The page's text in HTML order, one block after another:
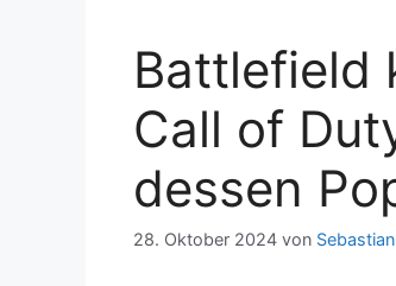
Battlefield
Call of
dessen
28. Oktober 2024 von Sebastian